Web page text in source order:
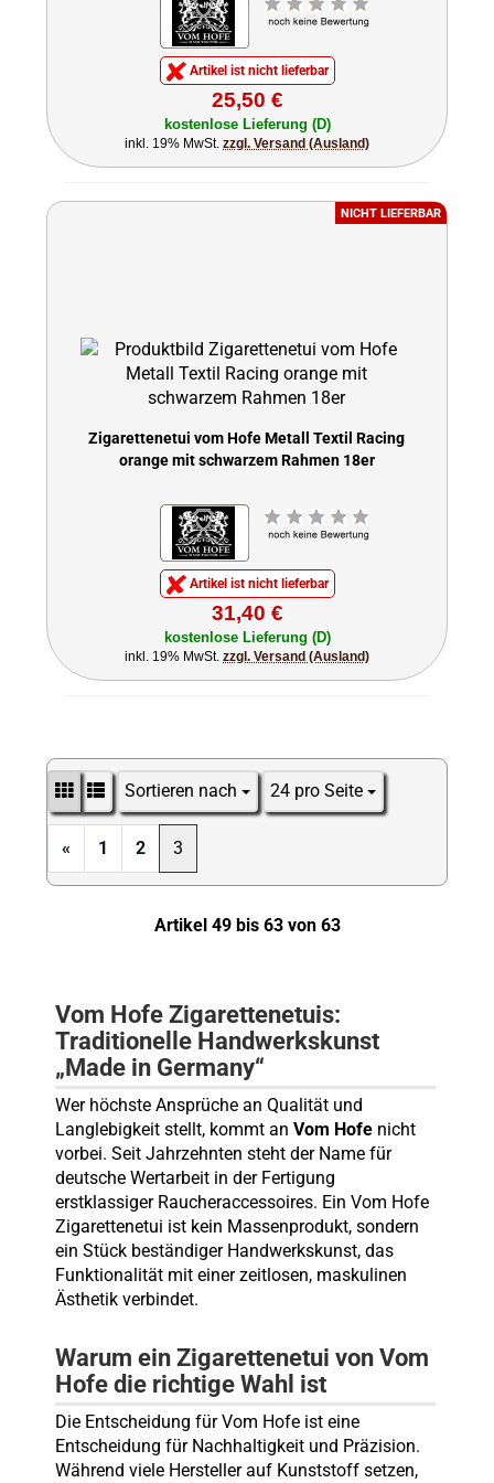
Artikel ist nicht lieferbar
25,50 €
kostenlose Lieferung (D)
inkl. 19% MwSt. zzgl. Versand (Ausland)
NICHT LIEFERBAR
Zigarettenetui vom Hofe Metall Textil Racing
orange mit schwarzem Rahmen 18er
Artikel ist nicht lieferbar
31,40 €
kostenlose Lieferung (D)
inkl. 19% MwSt. zzgl. Versand (Ausland)
Sortieren nach
Sortieren nach 24 pro Seite
pro Seite
« 1 2 3
Artikel 49 bis 63 von 63
Vom Hofe Zigarettenetuis:
Traditionelle Handwerkskunst
„Made in Germany“
Wer höchste Ansprüche an Qualität und
Langlebigkeit stellt, kommt an Vom Hofenicht
vorbei. Seit Jahrzehnten steht der Name für
deutsche Wertarbeit in der Fertigung
erstklassiger Raucheraccessoires. Ein Vom Hofe
Zigarettenetui ist kein Massenprodukt, sondern
ein Stück beständiger Handwerkskunst, das
Funktionalität mit einer zeitlosen, maskulinen
Ästhetik verbindet.
Warum ein Zigarettenetui von Vom
Hofe die richtige Wahl ist
Die Entscheidung für Vom Hofe ist eine
Entscheidung für Nachhaltigkeit und Präzision.
Während viele Hersteller auf Kunststoff setzen,